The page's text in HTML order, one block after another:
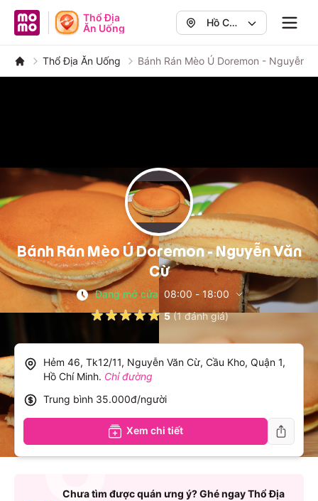
MoMo - Ứng dụng tài chính
Thổ Địa
Ăn Uống
Hồ Chí
Minh,
Thổ Địa Ăn Uống Bánh Rán Mèo Ú Doremon - Nguyễn
Bánh Rán Mèo Ú Doremon - Nguyễn Văn
Cừ
Đang mở cửa 08:00 - 18:00
5 (1 đánh giá)
Hẻm 46, Tk12/11, Nguyễn Văn Cừ, Cầu Kho, Quận 1,
Hồ Chí Minh. Chỉ đường
Trung bình 35.000đ/người
Xem chi tiết
Chưa tìm được quán ưng ý? Ghé ngay Thổ Địa